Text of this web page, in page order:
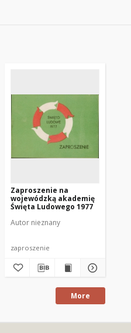
Zaproszenie na
wojewódzką akademię
Święta Ludowego 1977
Autor nieznany
zaproszenie
More